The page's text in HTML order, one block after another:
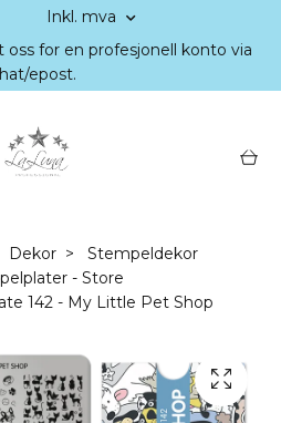
Inkl. mva
oss for en profesjonell konto via
epost.
Dekor
Stempeldekor
- Store
142 - My Little Pet Shop